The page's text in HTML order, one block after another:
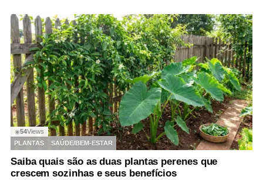
◉54Views
PLANTAS
SAÚDE/BEM-ESTAR
Saiba quais são as duas plantas perenes que
crescem sozinhas e seus benefícios